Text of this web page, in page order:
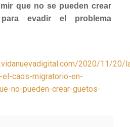
que no se pueden crear
evadir el problema
2020/11/20/
caos-migratorio-en-
no-pueden-crear-guetos-